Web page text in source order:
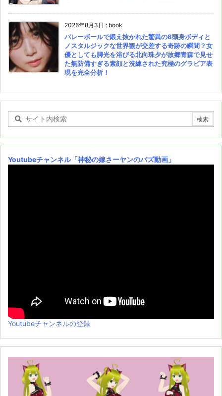
2026年8月3日 : book
バレーボールで鍛え抜かれた驚異の8頭身ボディと
ノスタルジックな世界観が交差する奇跡の瞬間？女
優としても脚光を浴びる北向珠夕が故郷青森で見せ
た無防備すぎる素顔と洗練された究極のグラビア表
現を完全分析！
Youtubeチャンネル「神秘の嫁さーヤンのバズ動画」
Youtubeチャンネルの登録